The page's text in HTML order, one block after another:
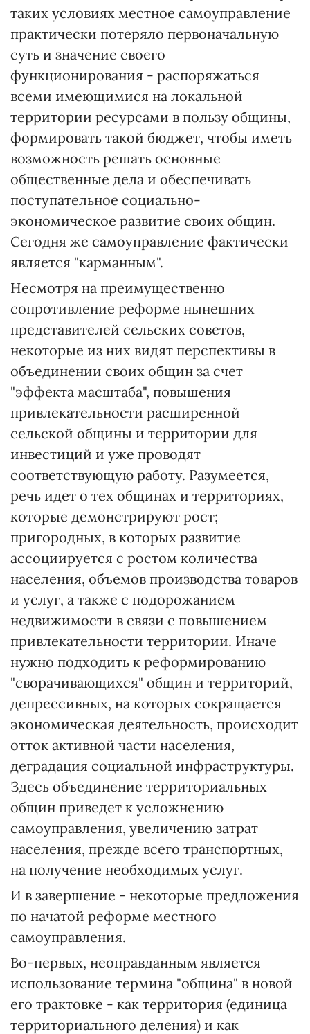
таких условиях местное самоуправление
практически потеряло первоначальную
суть и значение своего
функционирования - распоряжаться
всеми имеющимися на локальной
территории ресурсами в пользу общины,
формировать такой бюджет, чтобы иметь
возможность решать основные
общественные дела и обеспечивать
поступательное социально-
экономическое развитие своих общин.
Сегодня же самоуправление фактически
является "карманным".
Несмотря на преимущественно
сопротивление реформе нынешних
представителей сельских советов,
некоторые из них видят перспективы в
объединении своих общин за счет
"эффекта масштаба", повышения
привлекательности расширенной
сельской общины и территории для
инвестиций и уже проводят
соответствующую работу. Разумеется,
речь идет о тех общинах и территориях,
которые демонстрируют рост;
пригородных, в которых развитие
ассоциируется с ростом количества
населения, объемов производства товаров
и услуг, а также с подорожанием
недвижимости в связи с повышением
привлекательности территории. Иначе
нужно подходить к реформированию
"сворачивающихся" общин и территорий,
депрессивных, на которых сокращается
экономическая деятельность, происходит
отток активной части населения,
деградация социальной инфраструктуры.
Здесь объединение территориальных
общин приведет к усложнению
самоуправления, увеличению затрат
населения, прежде всего транспортных,
на получение необходимых услуг.
И в завершение - некоторые предложения
по начатой реформе местного
самоуправления.
Во-первых, неоправданным является
использование термина "община" в новой
его трактовке - как территория (единица
территориального деления) и как